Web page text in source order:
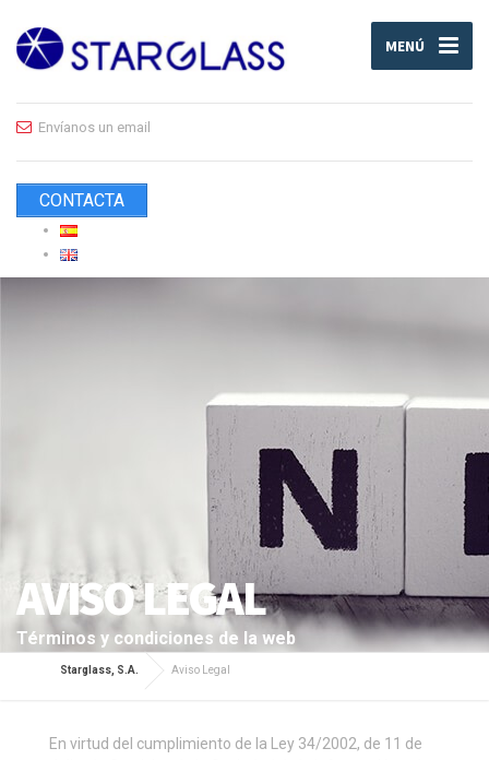
MENÚ
Envíanos un email
CONTACTA
AVISO LEGAL
Términos y condiciones de la web
Starglass, S.A. Aviso Legal
En virtud del cumplimiento de la Ley 34/2002, de 11 de